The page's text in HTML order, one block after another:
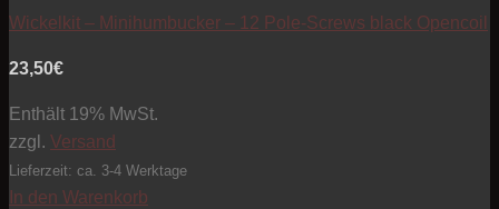
Wickelkit – Minihumbucker – 12 Pole-Screws black Opencoil
23,50€
Enthält 19% MwSt.
zzgl. Versand
Lieferzeit: ca. 3-4 Werktage
In den Warenkorb